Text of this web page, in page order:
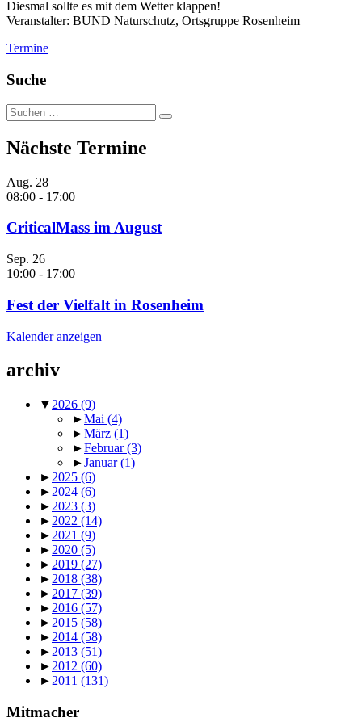
Diesmal sollte es mit dem Wetter klappen!
Veranstalter: BUND Naturschutz, Ortsgruppe Rosenheim
Termine
Suche
Suche
nach:
Nächste Termine
Aug. 28
08:00 - 17:00
CriticalMass im August
Sep. 26
10:00 - 17:00
Fest der Vielfalt in Rosenheim
Kalender anzeigen
archiv
▼ 2026 (9)
►Mai (4)
►März (1)
►Februar(3)
►Januar(1)
► 2025 (6)
► 2024 (6)
► 2023 (3)
► 2022 (14)
► 2021 (9)
► 2020 (5)
► 2019 (27)
► 2018 (38)
► 2017 (39)
► 2016 (57)
► 2015 (58)
► 2014 (58)
► 2013 (51)
► 2012 (60)
► 2011 (131)
Mitmacher